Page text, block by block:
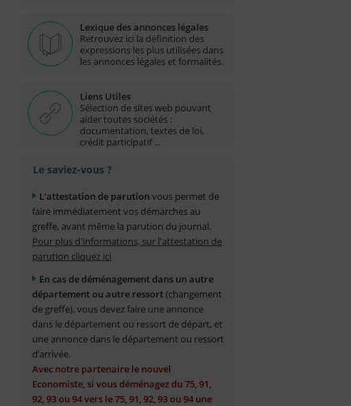
Lexique des annonces légales
Retrouvez ici la définition des
expressions les plus utilisées dans
les annonces légales et formalités.
Liens Utiles
Sélection de sites web pouvant
aider toutes sociétés :
documentation, textes de loi,
crédit participatif ...
Le saviez-vous ?
L'attestation de parution vous permet de
faire immédiatement vos démarches au
greffe, avant même la parution du journal.
Pour plus d'informations, sur l'attestation de
parution cliquez ici
En cas de déménagement dans un autre
département ou autre ressort(changement
de greffe), vous devez faire une annonce
dans le département ou ressort de départ, et
une annonce dans le département ou ressort
d’arrivée.
Avec notre partenaire le nouvel
Economiste, si vous déménagez du 75, 91,
92, 93 ou 94 vers le 75, 91, 92, 93 ou 94 une